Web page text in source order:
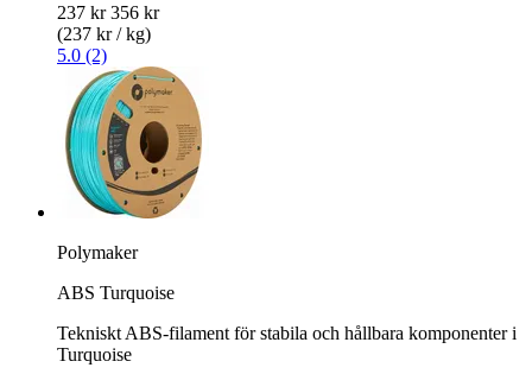
237 kr 356 kr
(237 kr / kg)
5.0 (2)
Polymaker
ABS Turquoise
Tekniskt ABS-filament för stabila och hållbara komponenter i
Turquoise